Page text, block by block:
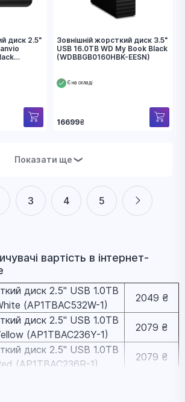
диск 2.5"
Зовнішній жорсткий диск 3.5"
USB 16.0TB WD My Book Black
(WDBBGB0160HBK-EESN)
Є на складі
16699₴
Показати ще ❯
3 4 5
вapтіcть в інтернет-
диск 2.5" USB 1.0TB
(AP1TBAC532W-1)
2049 ₴
диск 2.5" USB 1.0TB
(AP1TBAC236Y-1)
2079 ₴
диск 2.5" USB 1.0TB
(AP1TBAC236R-1)
2079 ₴
диск 2.5" USB 1.0TB